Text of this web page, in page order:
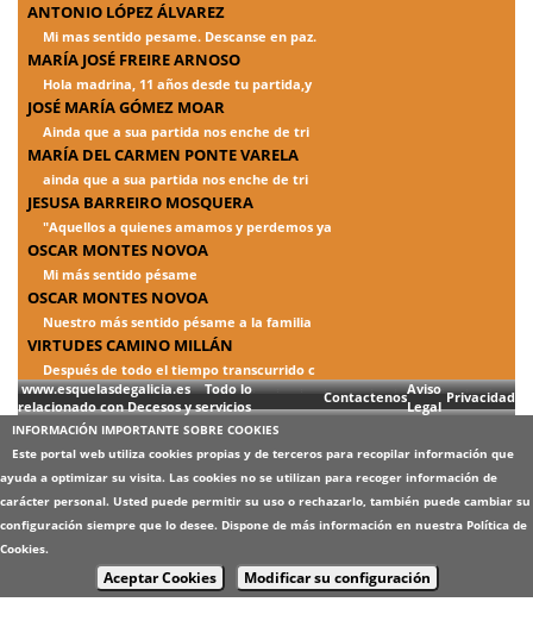
ANTONIO LÓPEZ ÁLVAREZ
Mi mas sentido pesame. Descanse en paz.
MARÍA JOSÉ FREIRE ARNOSO
Hola madrina, 11 años desde tu partida,y
JOSÉ MARÍA GÓMEZ MOAR
Ainda que a sua partida nos enche de tri
MARÍA DEL CARMEN PONTE VARELA
ainda que a sua partida nos enche de tri
JESUSA BARREIRO MOSQUERA
"Aquellos a quienes amamos y perdemos ya
OSCAR MONTES NOVOA
Mi más sentido pésame
OSCAR MONTES NOVOA
Nuestro más sentido pésame a la familia
VIRTUDES CAMINO MILLÁN
Después de todo el tiempo transcurrido c
www.esquelasdegalicia.es Todo lo
relacionado con Decesos y servicios
ContactenosAviso
Legal
Privacidad
INFORMACIÓN IMPORTANTE SOBRE COOKIES
Este portal web utiliza cookies propias y de terceros para recopilar información que
ayuda a optimizar su visita. Las cookies no se utilizan para recoger información de
carácter personal. Usted puede permitir su uso o rechazarlo, también puede cambiar su
configuración siempre que lo desee. Dispone de más información en nuestra Política de
Cookies.